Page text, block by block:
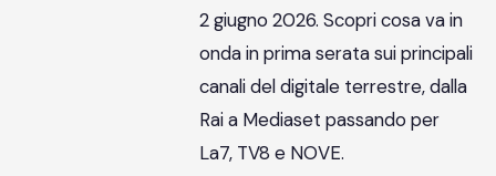
2 giugno 2026. Scopri cosa va in
onda in prima serata sui principali
canali del digitale terrestre, dalla
Rai a Mediaset passando per
La7, TV8 e NOVE.